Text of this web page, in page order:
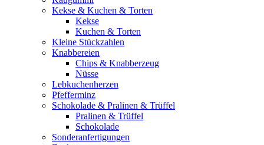
Kekse & Kuchen & Torten
Kekse
Kuchen & Torten
Kleine Stückzahlen
Knabbereien
Chips & Knabberzeug
Nüsse
Lebkuchenherzen
Pfefferminz
Schokolade & Pralinen & Trüffel
Pralinen & Trüffel
Schokolade
Sonderanfertigungen